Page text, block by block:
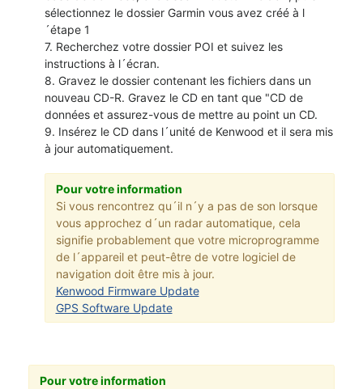
sélectionnez le dossier Garmin vous avez créé à l
´étape 1
7. Recherchez votre dossier POI et suivez les
instructions à l´écran.
8. Gravez le dossier contenant les fichiers dans un
nouveau CD-R. Gravez le CD en tant que "CD de
données et assurez-vous de mettre au point un CD.
9. Insérez le CD dans l´unité de Kenwood et il sera mis
à jour automatiquement.
Pour votre information
Si vous rencontrez qu´il n´y a pas de son lorsque
vous approchez d´un radar automatique, cela
signifie probablement que votre microprogramme
de l´appareil et peut-être de votre logiciel de
navigation doit être mis à jour.
Kenwood Firmware Update
GPS Software Update
Pour votre information